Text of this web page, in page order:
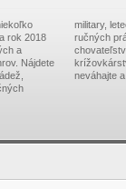
rok 2018
a
Nájdete
military,
ručných
neváhajte a